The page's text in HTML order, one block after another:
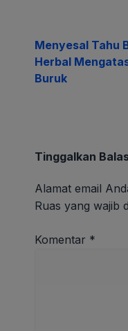
Menyesal Tahu
Herbal
Buruk
Tinggalkan
Alamat email
Ruas yang wajib
Komentar *